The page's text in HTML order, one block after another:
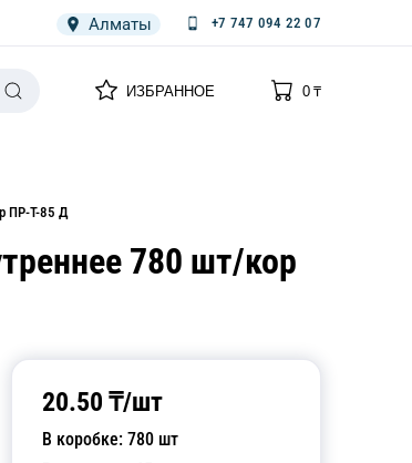
Алматы +7 747 094 22 07
ИЗБРАННОЕ
0
0₸
ПР-Т-85 Д
780 шт/кор
20.50 ₸/шт
В коробке: 780 шт